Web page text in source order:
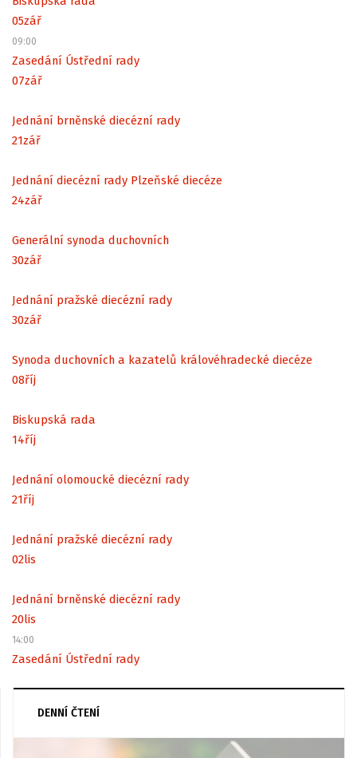
05zář
09:00
Zasedání Ústřední rady
07zář
Jednání brněnské diecézní rady
21zář
Jednání diecézní rady Plzeňské diecéze
24zář
Generální synoda duchovních
30zář
Jednání pražské diecézní rady
30zář
Synoda duchovních a kazatelů královéhradecké diecéze
08říj
Biskupská rada
14říj
Jednání olomoucké diecézní rady
21říj
Jednání pražské diecézní rady
02lis
Jednání brněnské diecézní rady
20lis
14:00
Zasedání Ústřední rady
DENNÍ ČTENÍ